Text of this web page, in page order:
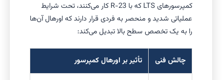
کمپرسورهای LTS که با R-23 کار می‌کنند، تحت شرایط
عملیاتی شدید و منحصر به فردی قرار دارند که اورهال آن‌ها
را به یک تخصص سطح بالا تبدیل می‌کند:
چالش فنی تأثیر بر اورهال کمپرسور